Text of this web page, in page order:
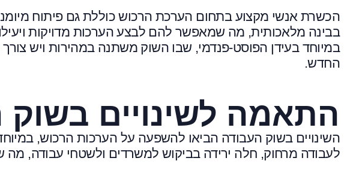
הכשרת אנשי מקצוע בתחום הערכת הרכוש כוללת גם פיתוח
בבינה מלאכותית, מה שמאפשר להם לבצע הערכות מדויקות
במיוחד בעידן הפוסט-פנדמי, שבו השוק משתנה במהירות ויש
החדש.
התאמה לשינויים בשוק
השינויים בשוק העבודה הביאו להשפעה על הערכות הרכוש,
לעבודה מרחוק, חלה ירידה בביקוש למשרדים ולשטחי עבודה, מה